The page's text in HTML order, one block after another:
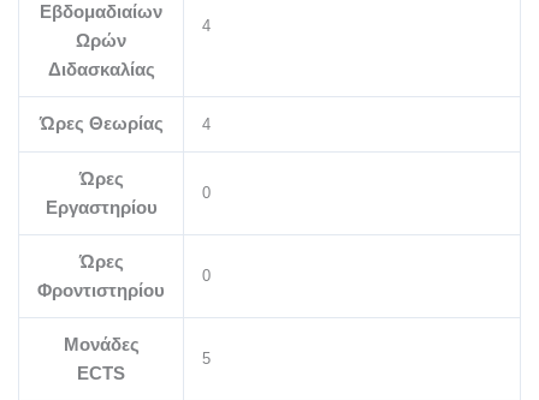
Εβδομαδιαίων
Ωρών
Διδασκαλίας
4
Ώρες Θεωρίας 4
Ώρες
Εργαστηρίου
0
Ώρες
Φροντιστηρίου
0
Μονάδες
ECTS
5